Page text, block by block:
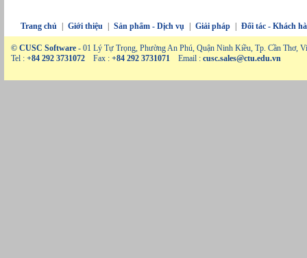
Trang chủ Giới thiệu Sản phẩm - Dịch vụ Giải pháp Đối tác - Khách
© CUSC Software - 01 Lý Tự Trọng, Phường An Phú, Quận Ninh Kiều, Tp. Cần Thơ,
Tel : +84 292 3731072 Fax : +84 292 3731071 Email : cusc.sales@ctu.edu.vn